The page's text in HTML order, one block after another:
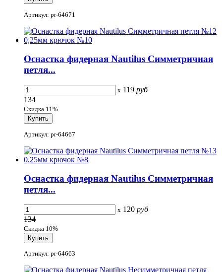
Артикул: pr-64671
Оснастка фидерная Nautilus Симметричная
петля...
x 119 руб
134
Скидка 11%
Артикул: pr-64667
Оснастка фидерная Nautilus Симметричная
петля...
x 120 руб
134
Скидка 10%
Артикул: pr-64663